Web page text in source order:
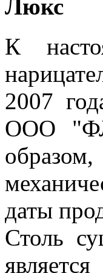
Люкс
К
2007
ООО
даты
Столь